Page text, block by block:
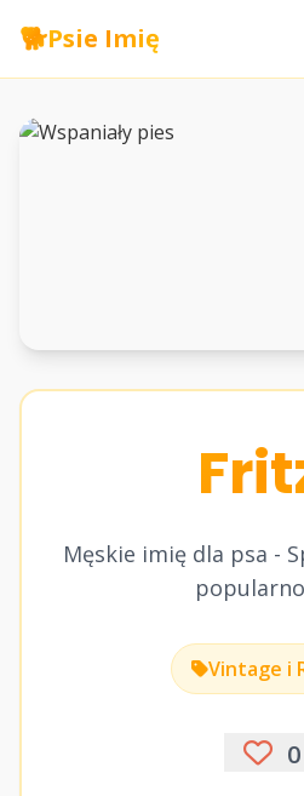
🐕Psie Imię
Męskie imię dla psa -
Vintage i
0